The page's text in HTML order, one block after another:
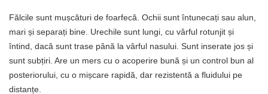
Fălcile sunt mușcături de foarfecă. Ochii sunt întunecați sau alun,
mari și separați bine. Urechile sunt lungi, cu vârful rotunjit și
întind, dacă sunt trase până la vârful nasului. Sunt inserate jos și
sunt subțiri. Are un mers cu o acoperire bună și un control bun al
posteriorului, cu o mișcare rapidă, dar rezistentă a fluidului pe
distanțe.